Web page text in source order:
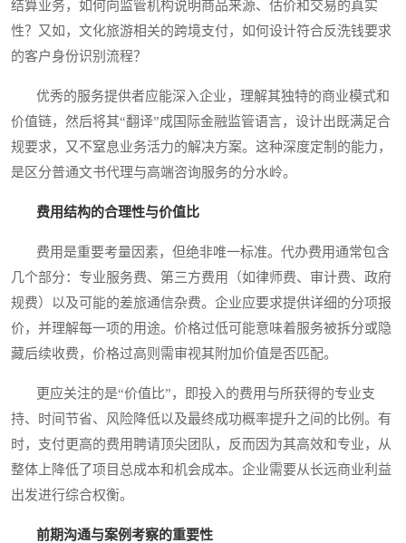
结算业务，如何向监管机构说明商品来源、估价和交易的真实
性？又如，文化旅游相关的跨境支付，如何设计符合反洗钱要求
的客户身份识别流程？
优秀的服务提供者应能深入企业，理解其独特的商业模式和
价值链，然后将其“翻译”成国际金融监管语言，设计出既满足合
规要求，又不窒息业务活力的解决方案。这种深度定制的能力，
是区分普通文书代理与高端咨询服务的分水岭。
费用结构的合理性与价值比
费用是重要考量因素，但绝非唯一标准。代办费用通常包含
几个部分：专业服务费、第三方费用（如律师费、审计费、政府
规费）以及可能的差旅通信杂费。企业应要求提供详细的分项报
价，并理解每一项的用途。价格过低可能意味着服务被拆分或隐
藏后续收费，价格过高则需审视其附加价值是否匹配。
更应关注的是“价值比”，即投入的费用与所获得的专业支
持、时间节省、风险降低以及最终成功概率提升之间的比例。有
时，支付更高的费用聘请顶尖团队，反而因为其高效和专业，从
整体上降低了项目总成本和机会成本。企业需要从长远商业利益
出发进行综合权衡。
前期沟通与案例考察的重要性